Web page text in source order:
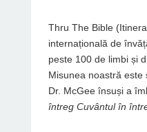
Thru The Bible
internațională de
peste 100 de limbi și
Misunea noastră este
Dr. McGee însuși a
întreg Cuvântul în